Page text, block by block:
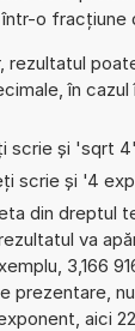
o fracțiune
rezultatul
în
scrie și 'sqrt
scrie și '4
din dreptul
va
3,166
prezentare,
aici